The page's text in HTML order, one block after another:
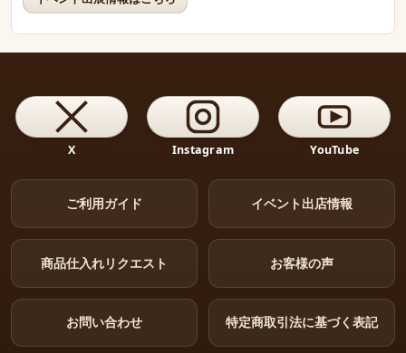
X Instagram YouTube
ご利用ガイド イベント出店情報
商品仕入れリクエスト お客様の声
お問い合わせ 特定商取引法に基づく表記